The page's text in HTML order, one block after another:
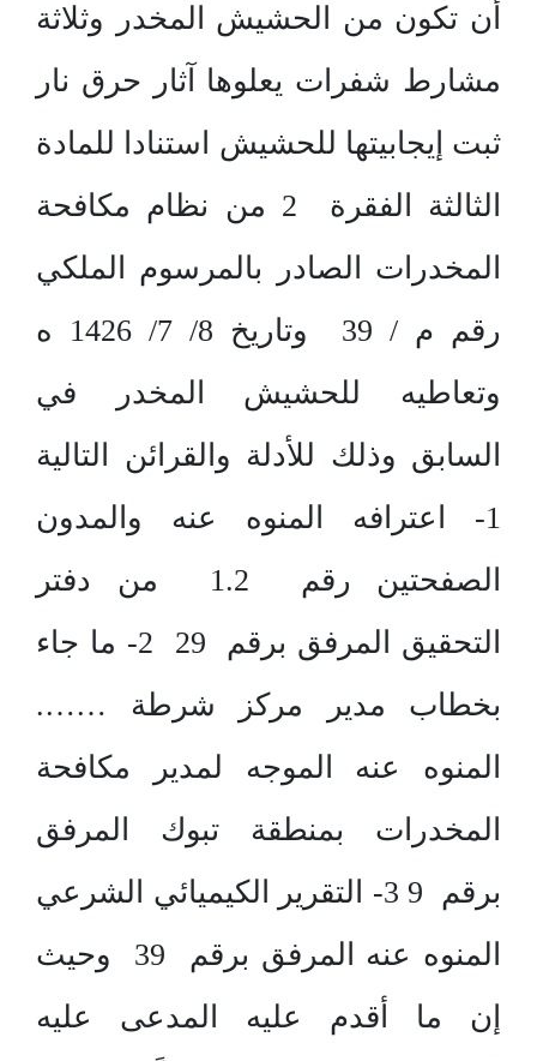
أن تكون من الحشيش المخدر وثلاثة
مشارط شفرات يعلوها آثار حرق نار
ثبت إيجابيتها للحشيش استنادا للمادة
الثالثة الفقرة 2 من نظام مكافحة
المخدرات الصادر بالمرسوم الملكي
رقم م / 39 وتاريخ 8/ 7/ 1426 ه
وتعاطيه للحشيش المخدر في
السابق وذلك للأدلة والقرائن التالية
1- اعترافه المنوه عنه والمدون
الصفحتين رقم 1.2 من دفتر
التحقيق المرفق برقم 29 2- ما جاء
بخطاب مدير مركز شرطة …….
المنوه عنه الموجه لمدير مكافحة
المخدرات بمنطقة تبوك المرفق
برقم 9 3- التقرير الكيميائي الشرعي
المنوه عنه المرفق برقم 39 وحيث
إن ما أقدم عليه المدعى عليه